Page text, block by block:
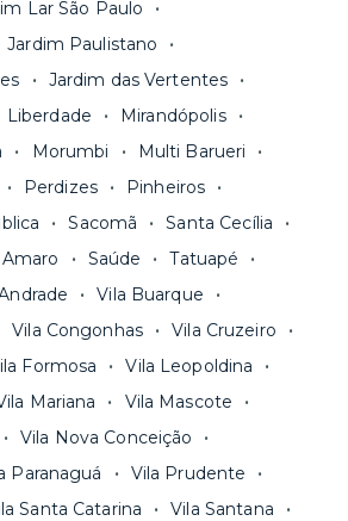
um caminhão de mudança: é
coisas e começar a morar.
do seu computador ou celular.
e sem burocracia!
Lar São Paulo
Jardim Paulistano
Jardim das Vertentes
Liberdade
Mirandópolis
Morumbi
Multi Barueri
Perdizes
Pinheiros
Sacomã
Santa Cecília
Saúde
Tatuapé
Vila Buarque
Vila Congonhas
Vila Cruzeiro
Formosa
Vila Leopoldina
Mariana
Vila Mascote
Vila Nova Conceição
Paranaguá
Vila Prudente
Santa Catarina
Vila Santana